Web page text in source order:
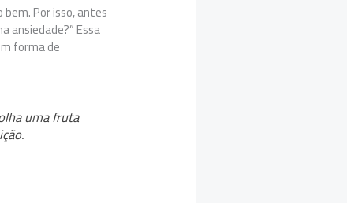
Por isso, antes
ansiedade?” Essa
forma de
uma fruta